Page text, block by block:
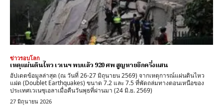
ข่าวรอบโลก
เหตุแผ่นดินไหว เวเนฯ พบแล้ว 920 ศพ สูญหายอีกครึ่งแสน
อัปเดตข้อมูลล่าสุด (ณ วันที่ 26-27 มิถุนายน 2569) จากเหตุการณ์แผ่นดินไหว
แฝด (Doublet Earthquakes) ขนาด 7.2 และ 7.5 ที่พัดถล่มทางตอนเหนือของ
ประเทศเวเนซุเอลาเมื่อคืนวันพุธที่ผ่านมา (24 มิ.ย. 2569)
27 มิถุนายน 2026